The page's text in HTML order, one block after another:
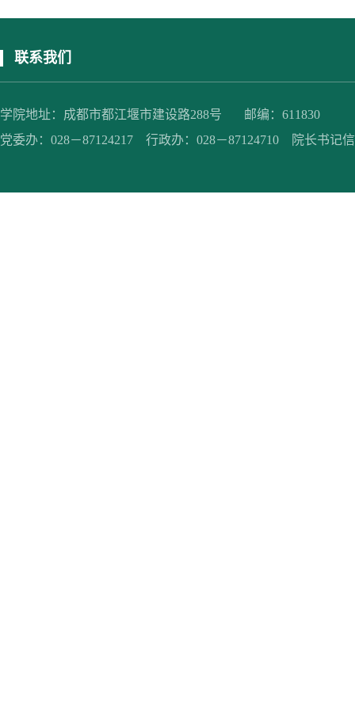
联系我们
学院地址：成都市都江堰市建设路288号 邮编：611830
党委办：028－87124217 行政办：028－87124710 院长书记信